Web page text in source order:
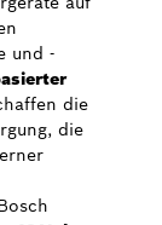
und -
die
die